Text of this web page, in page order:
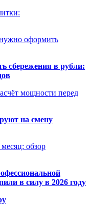
оформить
сбережения в рубли:
мощности перед
на смену
обзор
в силу в 2026 году